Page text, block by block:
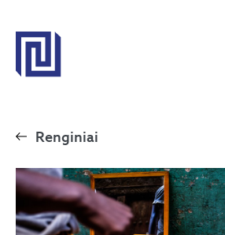
Renginiai